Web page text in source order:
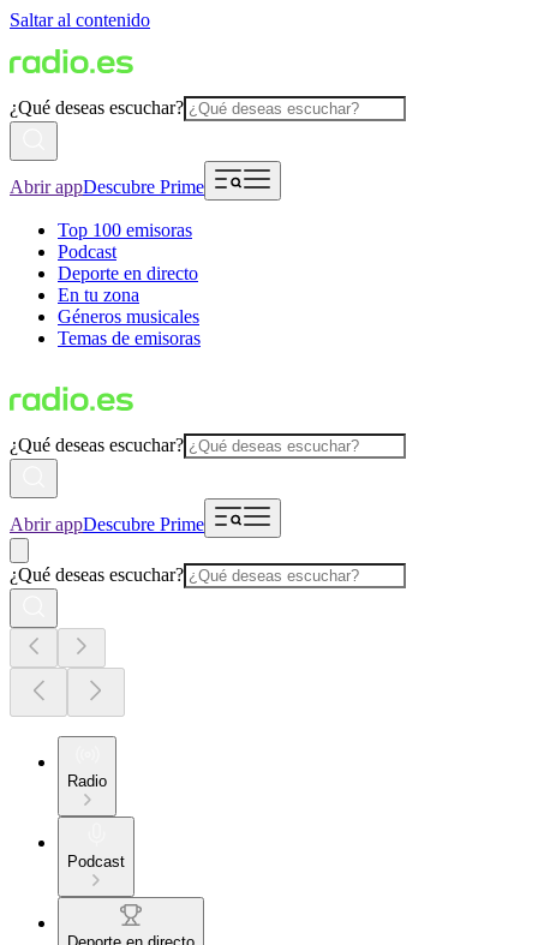
Saltar al contenido
¿Qué deseas escuchar?
Abrir appDescubre Prime
Top 100 emisoras
Podcast
Deporte en directo
En tu zona
Géneros musicales
Temas de emisoras
¿Qué deseas escuchar?
Abrir appDescubre Prime
¿Qué deseas escuchar?
Radio
Podcast